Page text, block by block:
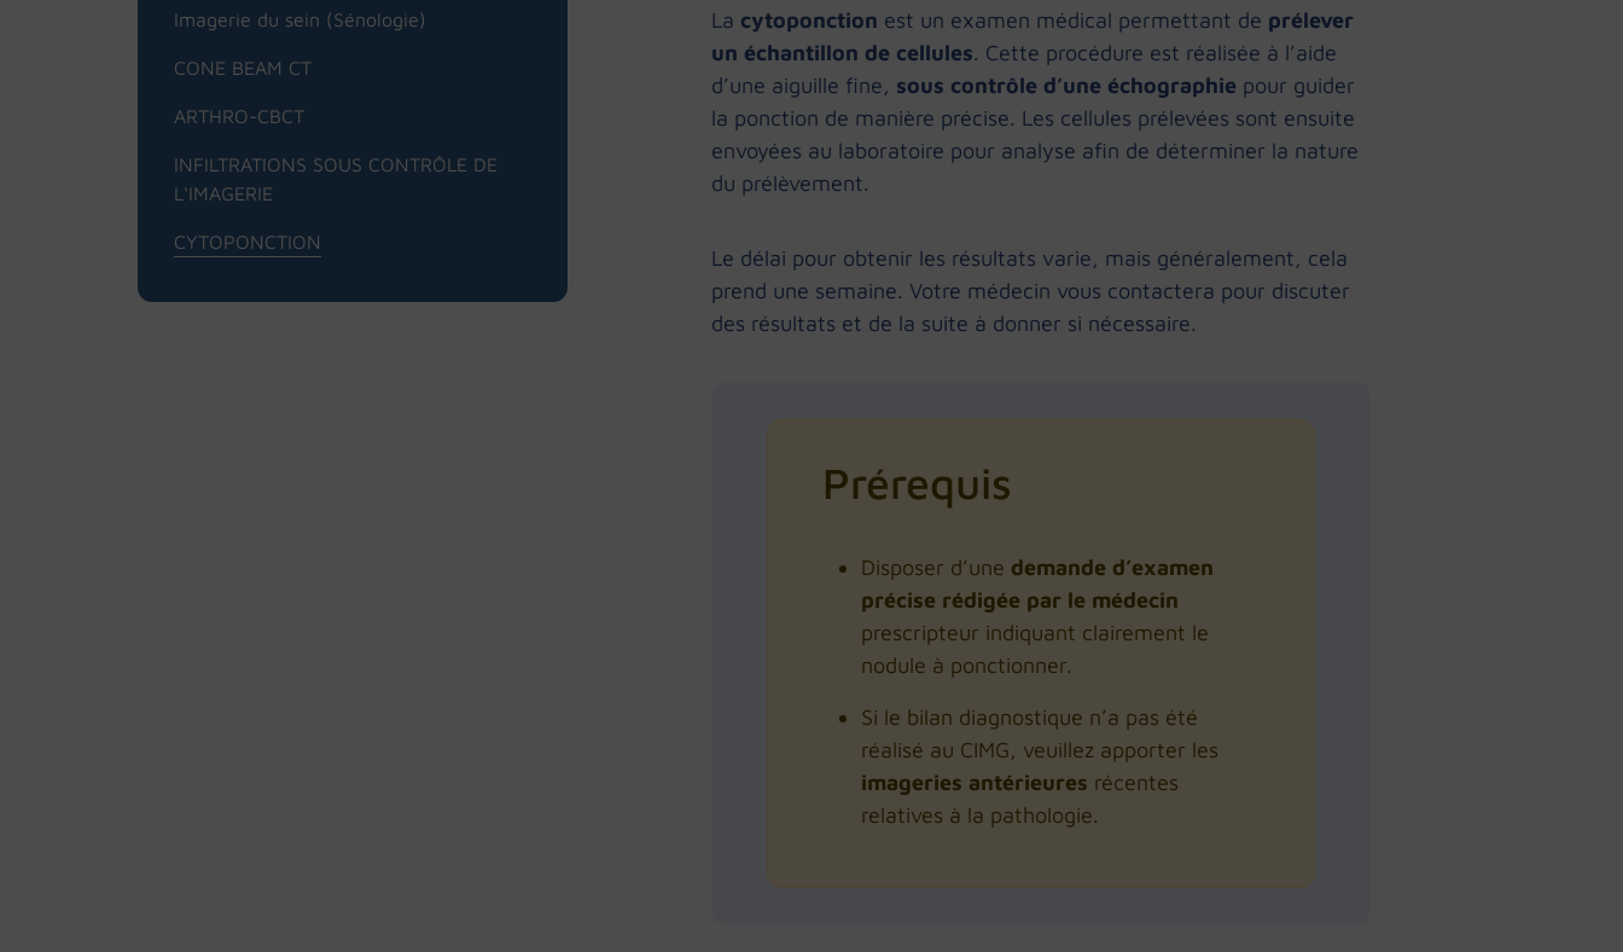
Imagerie du sein (Sénologie)
CONE BEAM CT
ARTHRO-CBCT
INFILTRATIONS SOUS CONTRÔLE DE
L‘IMAGERIE
CYTOPONCTION
La cytoponction est un examen médical permettant de prélever
un échantillon de cellules. Cette procédure est réalisée à l’aide
d’une aiguille fine, sous contrôle d’une échographiepour guider
la ponction de manière précise. Les cellules prélevées sont ensuite
envoyées au laboratoire pour analyse afin de déterminer la nature
du prélèvement.
Le délai pour obtenir les résultats varie, mais généralement, cela
prend une semaine. Votre médecin vous contactera pour discuter
des résultats et de la suite à donner si nécessaire.
Prérequis
Disposer d’une demande d’examen
précise rédigée par le médecin
prescripteur indiquant clairement le
nodule à ponctionner.
Si le bilan diagnostique n’a pas été
réalisé au CIMG, veuillez apporter les
imageries antérieures récentes
relatives à la pathologie.